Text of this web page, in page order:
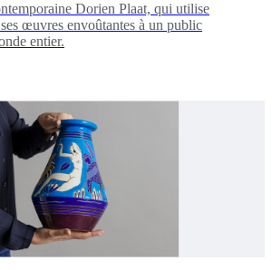
Dorien Plaat, qui utilise
œuvres envoûtantes à un public
entier.